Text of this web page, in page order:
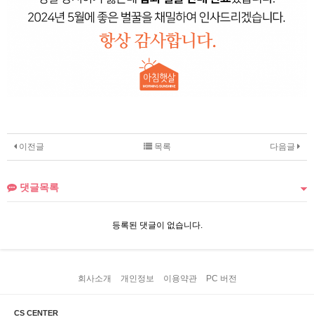
이전글 다음글
목록
댓글목록
등록된 댓글이 없습니다.
회사소개 개인정보 이용약관 PC 버전
CS CENTER